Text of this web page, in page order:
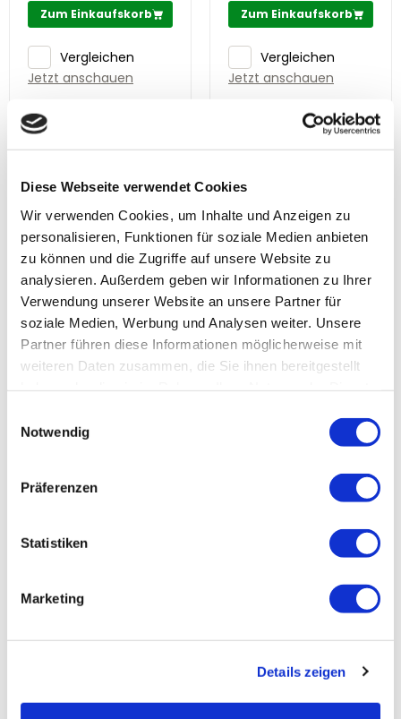
Diese Webseite verwendet Cookies
Wir verwenden Cookies, um Inhalte und Anzeigen zu
personalisieren, Funktionen für soziale Medien anbieten
zu können und die Zugriffe auf unsere Website zu
analysieren. Außerdem geben wir Informationen zu Ihrer
Verwendung unserer Website an unsere Partner für
soziale Medien, Werbung und Analysen weiter. Unsere
Partner führen diese Informationen möglicherweise mit
weiteren Daten zusammen, die Sie ihnen bereitgestellt
Notwendig
Präferenzen
Statistiken
Marketing
Details zeigen
Zum Einkaufskorb
Vergleichen
Jetzt anschauen
Zum Einkaufskorb
Vergleichen
Jetzt anschauen
Pavo 18Plus Sensitive 15 kg
Beoordeling: 5/5 3 Beurteilung
Speziell auf die
Bedürfnisse sensibler
Senioren
abgestimmt
Kann als Müsli oder
Mash gefüttert
werden
Für einen fitten
Senior im Alltag
€
(1,73 * / 1
Auf Vorrat
Pavo SlobberMash 15 kg
Beoordeling: 5/5
Ein köstlicher,
warmer Genuss
Nach schwerer
Leistung oder
Krankheit
Reich an Leinsamen
und Kleie